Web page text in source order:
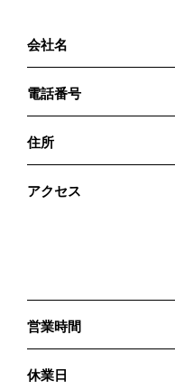
会社名
電話番号
住所
アクセス
営業時間
休業日